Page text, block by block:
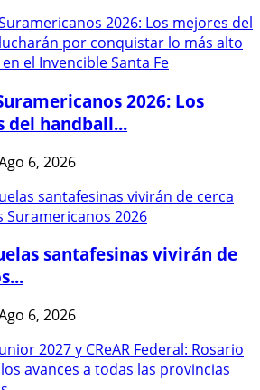
2026: Los
del handball...
6, 2026
santafesinas vivirán de
6, 2026